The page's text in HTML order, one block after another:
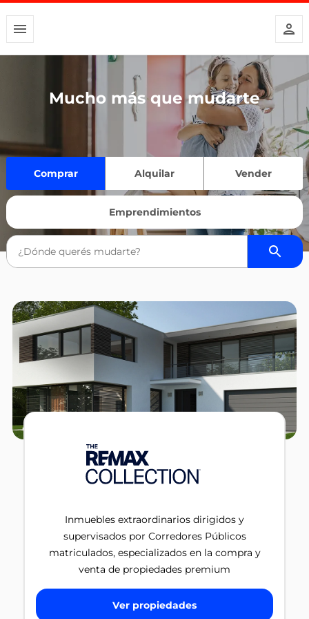
Mucho más que mudarte
Comprar Alquilar Vender
Emprendimientos
Inmuebles extraordinarios dirigidos y
supervisados por Corredores Públicos
matriculados, especializados en la compra y
venta de propiedades premium
Ver propiedades